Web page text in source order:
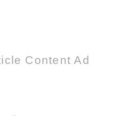
Content Ad